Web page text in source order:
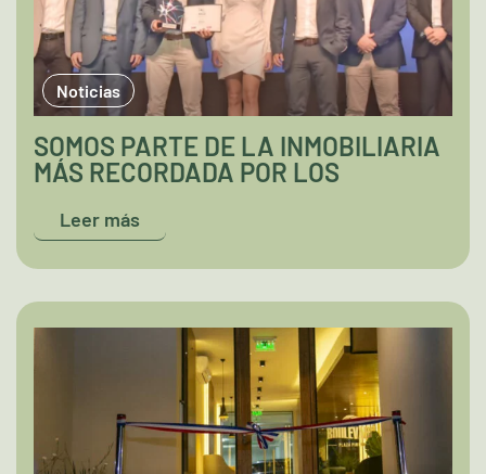
Noticias
SOMOS PARTE DE LA INMOBILIARIA
MÁS RECORDADA POR LOS
Leer más